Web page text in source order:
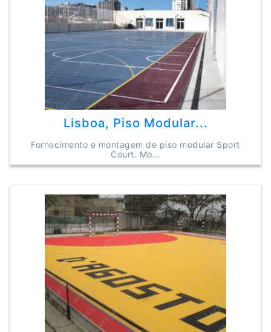
Lisboa, Piso Modular...
Fornecimento e montagem de piso modular Sport
Court. Mo...